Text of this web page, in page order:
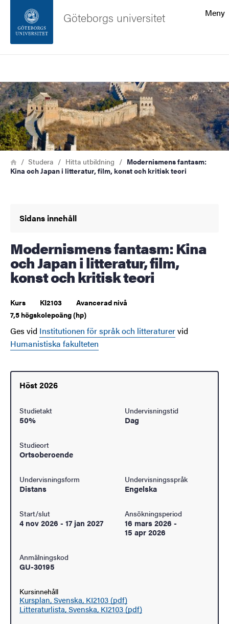
Sidfoten
Om webbplatsen
Meny
Göteborgs universitet
Bild
Länkstig
HemStudera Hitta utbildning
Modernismens fantasm:
Kina och Japan i litteratur, film, konst och kritisk teori
Sidans innehåll
Modernismens fantasm: Kina
och Japan i litteratur, film,
konst och kritisk teori
Kurs KI2103
Avancerad nivå
7,5 högskolepoäng (hp)
Ges vid Institutionen för språk och litteraturervid
Humanistiska fakulteten
Höst 2026
Studietakt
50%
Undervisningstid
Dag
Studieort
Ortsoberoende
Undervisningsform
Distans
Undervisningsspråk
Engelska
Start/slut
4 nov 2026 - 17 jan 2027
Ansökningsperiod
16 mars 2026 -
15 apr 2026
Anmälningskod
GU-30195
Kursinnehåll
Kursplan, Svenska, KI2103 (pdf)
Litteraturlista, Svenska, KI2103 (pdf)